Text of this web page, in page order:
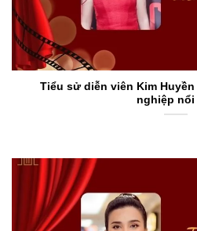
Tiểu sử diễn viên Kim
nghiệp nổi